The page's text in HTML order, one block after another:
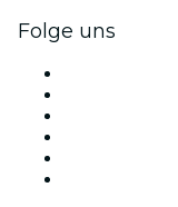
Folge uns